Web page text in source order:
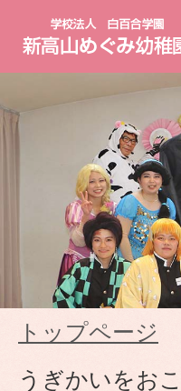
トップページ
うぎかいをお